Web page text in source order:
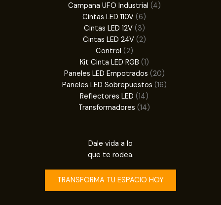
productos
Campana UFO Industrial 44
Cintas LED 110V 66
productos
Cintas LED 12V 33
productos
Cintas LED 24V 22
Control 22
productos
Kit Cinta LED RGB 11
producto
Paneles LED Empotrados 2020
productos
Paneles LED Sobrepuestos 1616
Reflectores LED 1414
productos
Transformadores 1414
Dale vida a lo
que te rodea.
TRANSFORMA TU ESPACIO HOY